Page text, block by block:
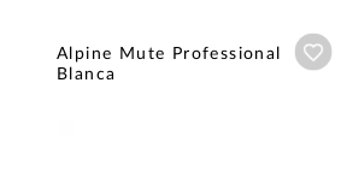
Alpine Mute Professional
Blanca